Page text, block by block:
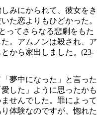
みにかられて、彼女をき
た恋よりもひどかった。
ってさらなる悲劇をもた
。アムノンは殺され、ア
から家出しました。(23-
夢中になった」と言った
した」ように思ったかも
せんでした。罪によって
体験なのですが、惚れた